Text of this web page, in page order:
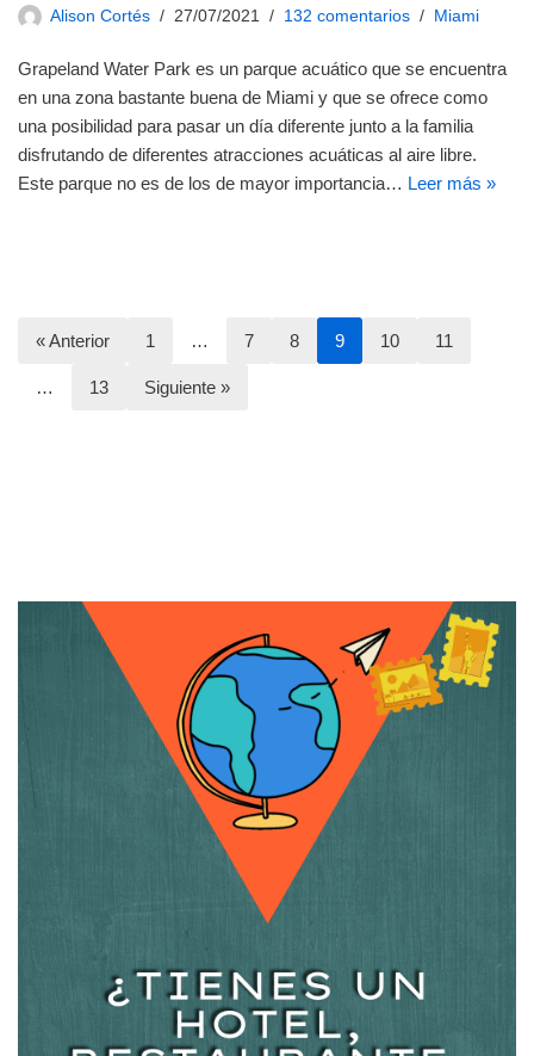
Alison Cortés 27/07/2021 132 comentarios Miami
Grapeland Water Park es un parque acuático que se encuentra
en una zona bastante buena de Miami y que se ofrece como
una posibilidad para pasar un día diferente junto a la familia
disfrutando de diferentes atracciones acuáticas al aire libre.
Este parque no es de los de mayor importancia… Leer más »
« Anterior 1 … 7 8 9 10 11
… 13 Siguiente »